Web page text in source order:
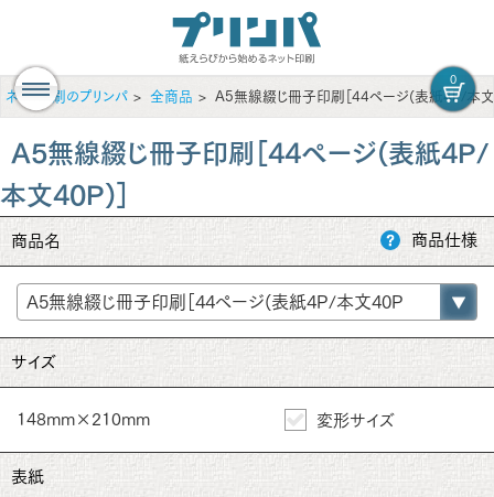
0
ネット印刷のプリンパ 全商品 A5無線綴じ冊子印刷［44ページ(表紙4P/本文
A5無線綴じ冊子印刷［44ページ(表紙4P/
本文40P)］
商品名 商品仕様
サイズ
148mm×210mm 変形サイズ
表紙